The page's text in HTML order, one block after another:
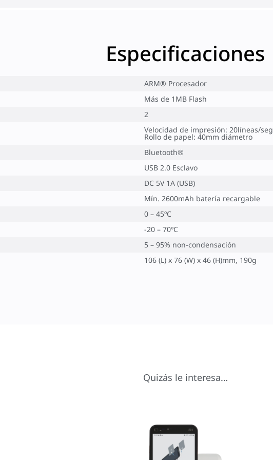
Especificaciones
ARM® Procesador
Más de 1MB Flash
2
Velocidad de impresión: 20líneas/seg
Rollo de papel: 40mm diámetro
Bluetooth®
USB 2.0 Esclavo
DC 5V 1A (USB)
Mín. 2600mAh batería recargable
0 – 45ºC
-20 – 70ºC
5 – 95% non-condensación
106 (L) x 76 (W) x 46 (H)mm, 190g
Quizás le interesa…